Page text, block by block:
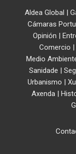
Aldea Global
Cámaras
Opinión
Comercio
Medio
Sanidade
Urbanismo
Axenda|